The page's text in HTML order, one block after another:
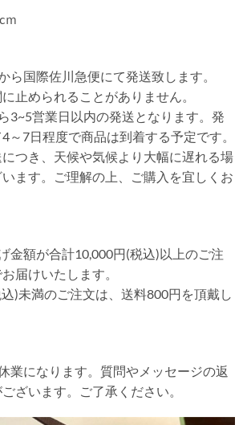
ｍ
ら国際佐川急便にて発送致します。
止められることがありません。
3~5営業日以内の発送となります。発
～7日程度で商品は到着する予定です。
つき、天候や気候より大幅に遅れる場
ます。ご理解の上、ご購入を宜しくお
金額が合計10,000円(税込)以上のご注
届けいたします。
)未満のご注文は、送料800円を頂戴し
業になります。質問やメッセージの返
ざいます。ご了承ください。